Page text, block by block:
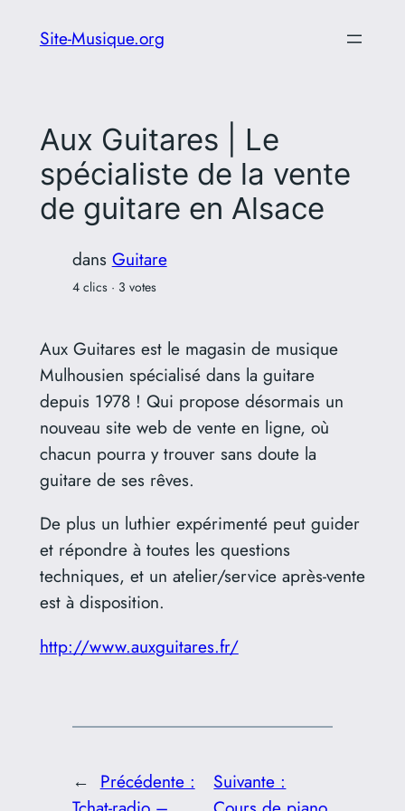
Site-Musique.org
Aux Guitares | Le
spécialiste de la vente
de guitare en Alsace
dans Guitare
4 clics · 3 votes
Aux Guitares est le magasin de musique
Mulhousien spécialisé dans la guitare
depuis 1978 ! Qui propose désormais un
nouveau site web de vente en ligne, où
chacun pourra y trouver sans doute la
guitare de ses rêves.
De plus un luthier expérimenté peut guider
et répondre à toutes les questions
techniques, et un atelier/service après-vente
est à disposition.
http://www.auxguitares.fr/
← Précédente :
Suivante :